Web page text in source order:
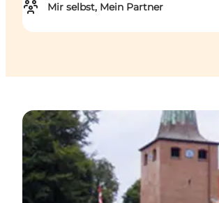
Mir selbst, Mein Partner